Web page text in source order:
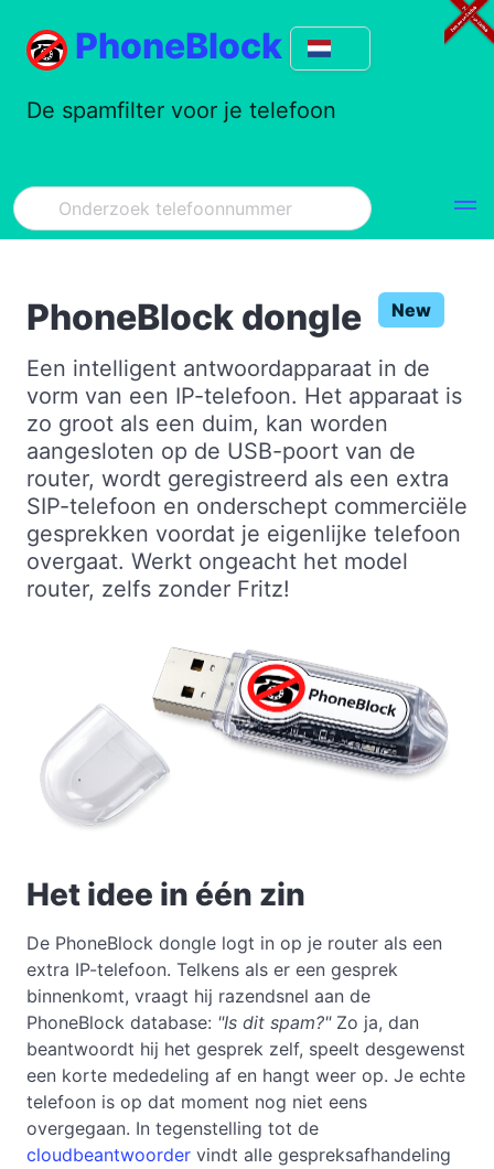
PhoneBlock
De spamfilter voor je telefoon
PhoneBlock dongle New
Een intelligent antwoordapparaat in de
vorm van een IP-telefoon. Het apparaat is
zo groot als een duim, kan worden
aangesloten op de USB-poort van de
router, wordt geregistreerd als een extra
SIP-telefoon en onderschept commerciële
gesprekken voordat je eigenlijke telefoon
overgaat. Werkt ongeacht het model
router, zelfs zonder Fritz!
Het idee in één zin
De PhoneBlock dongle logt in op je router als een
extra IP-telefoon. Telkens als er een gesprek
binnenkomt, vraagt hij razendsnel aan de
PhoneBlock database: "Is dit spam?"Zo ja, dan
beantwoordt hij het gesprek zelf, speelt desgewenst
een korte mededeling af en hangt weer op. Je echte
telefoon is op dat moment nog niet eens
overgegaan. In tegenstelling tot de
cloudbeantwoorder vindt alle gespreksafhandeling